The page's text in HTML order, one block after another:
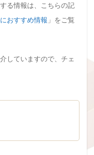
る情報は、こちらの記
おすすめ情報 」をご覧
していますので、チェ